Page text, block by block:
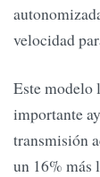
velocidad
Este modelo
importante
transmisión
un 16% más